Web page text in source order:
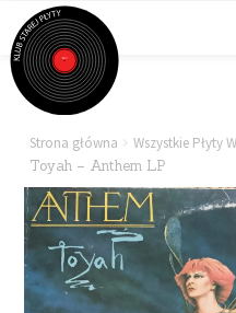
Strona główna Wszystkie Płyty
Toyah – Anthem LP